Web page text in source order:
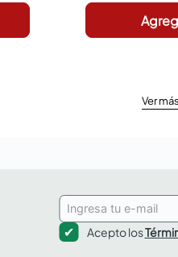
Ver más
Acepto los